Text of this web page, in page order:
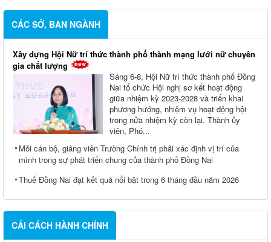
CÁC SỞ, BAN NGÀNH
Xây dựng Hội Nữ trí thức thành phố thành mạng lưới nữ chuyên
gia chất lượng
Sáng 6-8, Hội Nữ trí thức thành phố Đồng
Nai tổ chức Hội nghị sơ kết hoạt động
giữa nhiệm kỳ 2023-2028 và triển khai
phương hướng, nhiệm vụ hoạt động hội
trong nửa nhiệm kỳ còn lại. Thành ủy
viên, Phó...
Mỗi cán bộ, giảng viên Trường Chính trị phải xác định vị trí của
mình trong sự phát triển chung của thành phố Đồng Nai
Thuế Đồng Nai đạt kết quả nổi bật trong 6 tháng đầu năm 2026
CẢI CÁCH HÀNH CHÍNH